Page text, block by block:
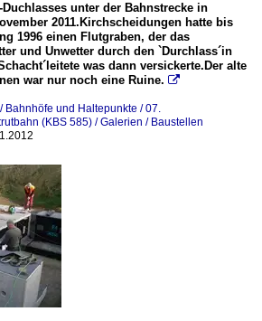
Duchlasses unter der Bahnstrecke in
2011.Kirchscheidungen hatte bis
1996 einen Flutgraben, der das
und Unwetter durch den `Durchlass´in
was dann versickerte.Der alte
war nur noch eine Ruine. 
Bahnhöfe und Haltepunkte / 07.
(KBS 585) / Galerien / Baustellen